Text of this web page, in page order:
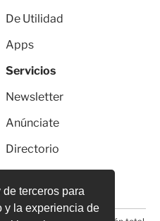
terceros para
y la experiencia de
De Utilidad
Apps
Servicios
Newsletter
Anúnciate
Directorio